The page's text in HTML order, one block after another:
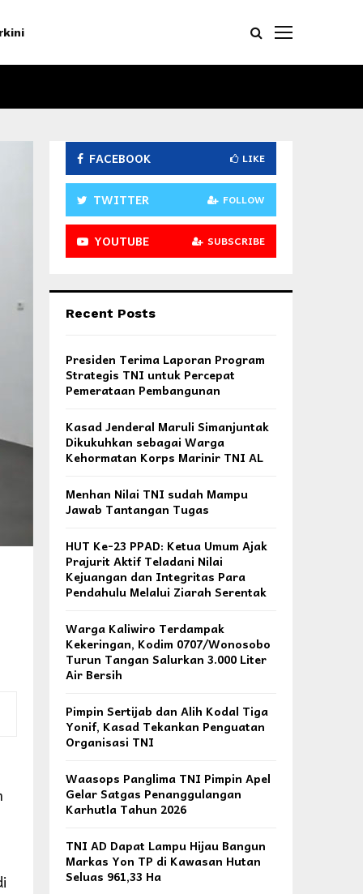
FACEBOOK LIKE
TWITTER FOLLOW
YOUTUBE SUBSCRIBE
Recent Posts
Presiden Terima Laporan Program
Strategis TNI untuk Percepat
Pemerataan Pembangunan
Kasad Jenderal Maruli Simanjuntak
Dikukuhkan sebagai Warga
Kehormatan Korps Marinir TNI AL
Menhan Nilai TNI sudah Mampu
Jawab Tantangan Tugas
HUT Ke-23 PPAD: Ketua Umum Ajak
Prajurit Aktif Teladani Nilai
Kejuangan dan Integritas Para
Pendahulu Melalui Ziarah Serentak
Warga Kaliwiro Terdampak
Kekeringan, Kodim 0707/Wonosobo
Turun Tangan Salurkan 3.000 Liter
Air Bersih
Pimpin Sertijab dan Alih Kodal Tiga
Yonif, Kasad Tekankan Penguatan
Organisasi TNI
Waasops Panglima TNI Pimpin Apel
Gelar Satgas Penanggulangan
Karhutla Tahun 2026
TNI AD Dapat Lampu Hijau Bangun
Markas Yon TP di Kawasan Hutan
Seluas 961,33 Ha